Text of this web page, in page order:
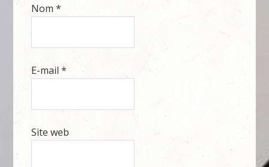
Nom*
E-mail*
Site web